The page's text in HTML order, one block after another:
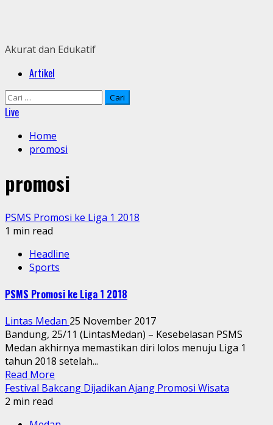
Akurat dan Edukatif
PrimaryArtikel
Cari
untuk:
Live
Home
promosi
promosi
PSMS Promosi ke Liga 1 2018
1 min read
Headline
Sports
PSMS Promosi ke Liga 1 2018
Lintas Medan 25 November 2017
Bandung, 25/11 (LintasMedan) – Kesebelasan PSMS
Medan akhirnya memastikan diri lolos menuju Liga 1
tahun 2018 setelah...
Read More
Festival Bakcang Dijadikan Ajang Promosi Wisata
2 min read